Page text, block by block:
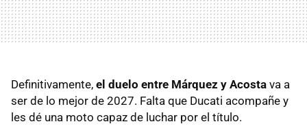
Definitivamente, el duelo entre Márquez y Acosta va a
ser de lo mejor de 2027. Falta que Ducati acompañe y
les dé una moto capaz de luchar por el título.